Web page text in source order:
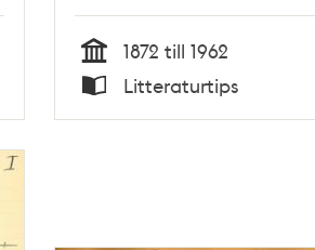
Tid
1872 till 1962
Typ
Litteraturtips